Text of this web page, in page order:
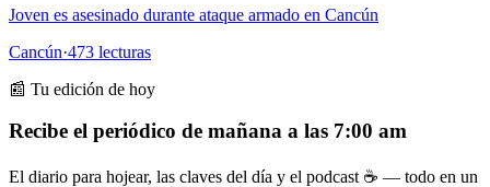
Joven es asesinado durante ataque armado en Cancún
Cancún·473 lecturas
📰 Tu edición de hoy
Recibe el periódico de mañana a las 7:00 am
El diario para hojear, las claves del día y el podcast ☕ — todo en un